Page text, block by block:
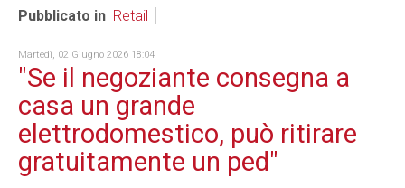
Pubblicato in Retail
Martedì, 02 Giugno 2026 18:04
"Se il negoziante consegna a
casa un grande
elettrodomestico, può ritirare
gratuitamente un ped"